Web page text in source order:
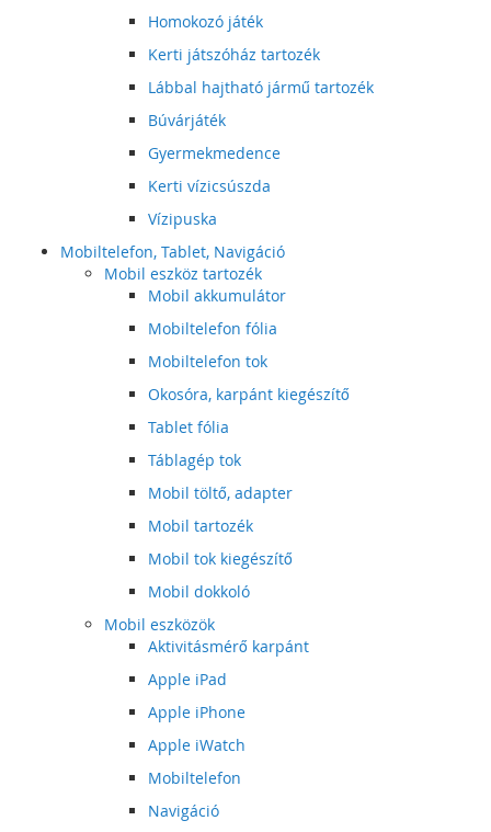
Homokozó játék
Kerti játszóház tartozék
Lábbal hajtható jármű tartozék
Búvárjáték
Gyermekmedence
Kerti vízicsúszda
Vízipuska
Mobiltelefon, Tablet, Navigáció
Mobil eszköz tartozék
Mobil akkumulátor
Mobiltelefon fólia
Mobiltelefon tok
Okosóra, karpánt kiegészítő
Tablet fólia
Táblagép tok
Mobil töltő, adapter
Mobil tartozék
Mobil tok kiegészítő
Mobil dokkoló
Mobil eszközök
Aktivitásmérő karpánt
Apple iPad
Apple iPhone
Apple iWatch
Mobiltelefon
Navigáció